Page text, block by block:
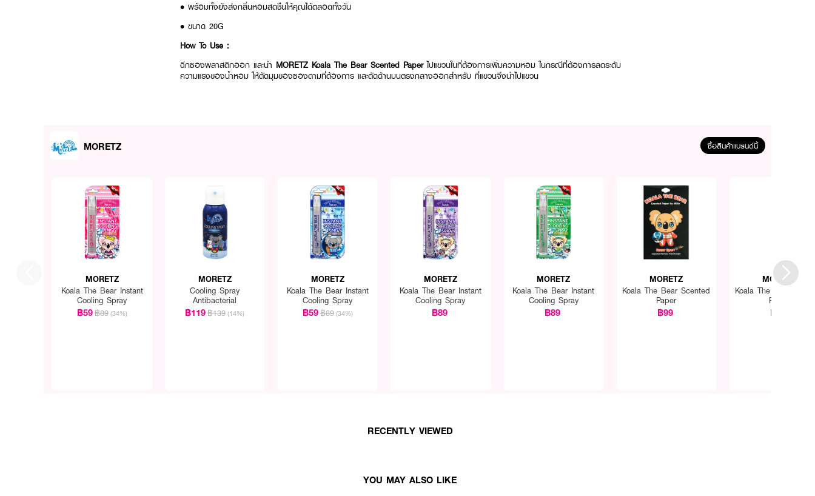
• พร้อมทั้งยังส่งกลิ่นหอมสดชื่นให้คุณได้ตลอดทั้งวัน
• ขนาด 20G
How To Use :
ฉีกซองพลาสติกออก และนำ MORETZ Koala The Bear Scented Paperไปแขวนในที่ต้องการเพิ่มความหอม ในกรณีที่ต้องการลดระดับ
ความแรงของน้ำหอม ให้ตัดมุมของซองตามที่ต้องการ และตัดด้านบนตรงกลางออกสำหรับ ที่แขวนจึงนำไปแขวน
MORETZ ซื้อสินค้าแบรนด์นี้
MORETZ
Koala The Bear Instant
Cooling Spray
฿59฿89 (34%)
MORETZ
Cooling Spray
Antibacterial
฿119฿139 (14%)
MORETZ
Koala The Bear Instant
Cooling Spray
฿59฿89 (34%)
MORETZ
Koala The Bear Instant
Cooling Spray
฿89
MORETZ
Koala The Bear Instant
Cooling Spray
฿89
MORETZ
Koala The Bear Scented
Paper
฿99
MORETZ
Koala The Bear
Paper
฿99
RECENTLY VIEWED
YOU MAY ALSO LIKE